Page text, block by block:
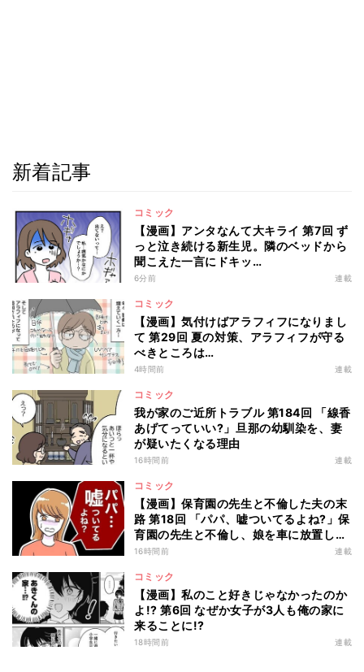
新着記事
コミック
【漫画】アンタなんて大キライ 第7回 ず
っと泣き続ける新生児。隣のベッドから
聞こえた一言にドキッ…
6分前 連載
コミック
【漫画】気付けばアラフィフになりまし
て 第29回 夏の対策、アラフィフが守る
べきところは…
4時間前 連載
コミック
我が家のご近所トラブル 第184回 「線香
あげてっていい?」旦那の幼馴染を、妻
が疑いたくなる理由
16時間前 連載
コミック
【漫画】保育園の先生と不倫した夫の末
路 第18回 「パパ、嘘ついてるよね?」保
育園の先生と不倫し、娘を車に放置した
夫に…
16時間前 連載
コミック
【漫画】私のこと好きじゃなかったのか
よ!? 第6回 なぜか女子が3人も俺の家に
来ることに!?
18時間前 連載